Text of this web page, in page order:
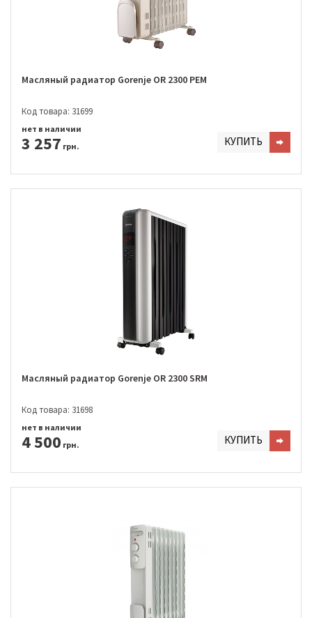
Масляный радиатор Gorenje OR 2300 PEM
Код товара: 31699
3 257 грн.
нет в наличии
КУПИТЬ
Масляный радиатор Gorenje OR 2300 SRM
Код товара: 31698
4 500 грн.
нет в наличии
КУПИТЬ